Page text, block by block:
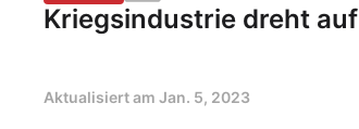
Kriegsindustrie dreht auf
Aktualisiert am Jan. 5, 2023